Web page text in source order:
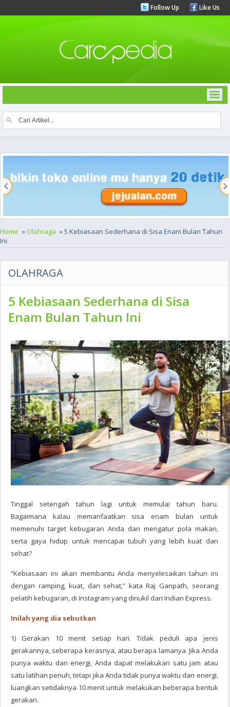
Follow Up Like Us
Home » Olahraga » 5 Kebiasaan Sederhana di Sisa Enam Bulan Tahun
Ini
OLAHRAGA
5 Kebiasaan Sederhana di Sisa
Enam Bulan Tahun Ini
Tinggal setengah tahun lagi untuk memulai tahun baru.
Bagaimana kalau memanfaatkan sisa enam bulan untuk
memenuhi target kebugaran Anda dan mengatur pola makan,
serta gaya hidup untuk mencapai tubuh yang lebih kuat dan
sehat?
“Kebiasaan ini akan membantu Anda menyelesaikan tahun ini
dengan ramping, kuat, dan sehat,” kata Raj Ganpath, seorang
pelatih kebugaran, di Instagram yang dinukil dari Indian Express.
Inilah yang dia sebutkan
1) Gerakan 10 menit setiap hari. Tidak peduli apa jenis
gerakannya, seberapa kerasnya, atau berapa lamanya. Jika Anda
punya waktu dan energi, Anda dapat melakukan satu jam atau
satu latihan penuh, tetapi jika Anda tidak punya waktu dan energi,
luangkan setidaknya 10 menit untuk melakukan beberapa bentuk
gerakan.